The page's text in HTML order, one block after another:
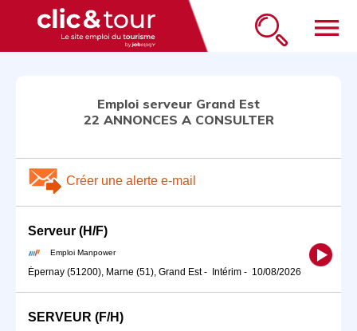
menu
Emploi serveur Grand Est
22 ANNONCES A CONSULTER
Créer une alerte e-mail
Serveur (H/F)
Emploi Manpower
Épernay (51200), Marne (51), Grand Est- Intérim - 10/08/2026
SERVEUR (F/H)